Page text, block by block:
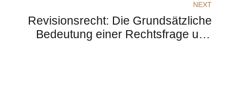
NEXT
Revisionsrecht: Die Grundsätzliche
Bedeutung einer Rechtsfrage und